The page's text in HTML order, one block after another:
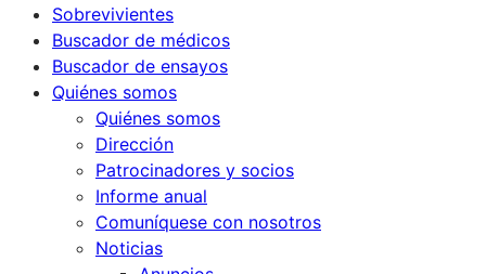
Sobrevivientes
Buscador de médicos
Buscador de ensayos
Quiénes somos
Quiénes somos
Dirección
Patrocinadores y socios
Informe anual
Comuníquese con nosotros
Noticias